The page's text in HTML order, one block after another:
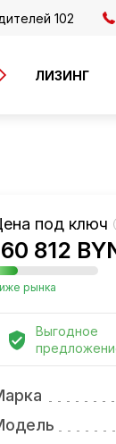
102
ЛИЗИНГ
под ключ
812
рынка
Выгодное